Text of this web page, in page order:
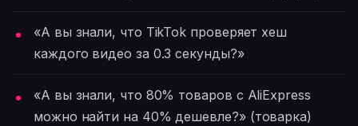
«А вы знали, что TikTok проверяет хеш
каждого видео за 0.3 секунды?»
«А вы знали, что 80% товаров с AliExpress
можно найти на 40% дешевле?» (товарка)